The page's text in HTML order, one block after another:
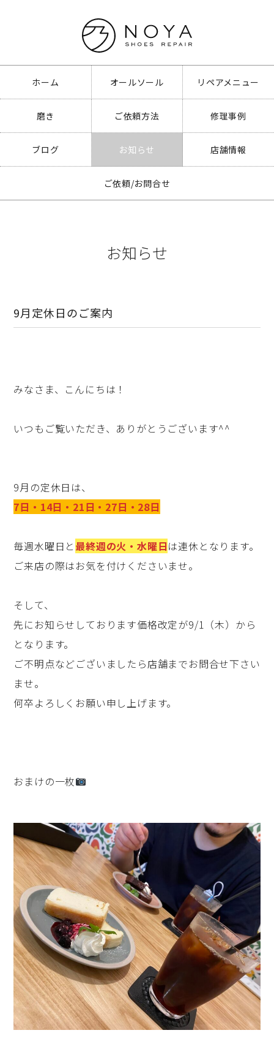
ホーム オールソール リペアメニュー
磨き ご依頼方法 修理事例
ブログ お知らせ 店舗情報
ご依頼/お問合せ
お知らせ
9月定休日のご案内
みなさま、こんにちは！
いつもご覧いただき、ありがとうございます^^
9月の定休日は、
7日・14日・21日・27日・28日
毎週水曜日と 最終週の火・水曜日は連休となります。
ご来店の際はお気を付けくださいませ。
そして、
先にお知らせしております価格改定が9/1（木）から
となります。
ご不明点などございましたら店舗までお問合せ下さい
ませ。
何卒よろしくお願い申し上げます。
おまけの一枚